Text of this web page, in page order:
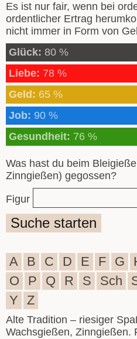
Es ist nur fair, wenn bei
ordentlicher Ertrag
nicht immer in Form von
Glück: 80 %
Liebe: 78 %
Geld: 65 %
Job: 90 %
Gesundheit: 76 %
Was hast du beim
Zinngießen) gegossen?
Figur
Suche starten
A B C D E F G
O
P Q R S Sch
Y
Z
Alte Tradition – riesiger
Wachsgießen, Zinngießen.